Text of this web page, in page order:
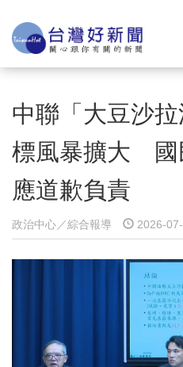
中聯「大豆沙
標風暴擴大 國
應道歉負責
政治中心／綜合報導 2026-